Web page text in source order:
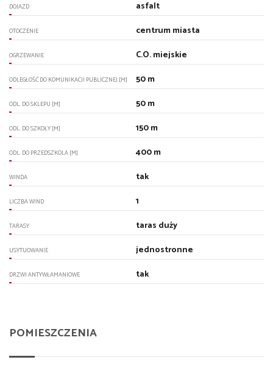
DOJAZD asfalt
OTOCZENIE centrum miasta
OGRZEWANIE C.O. miejskie
ODLEGŁOŚĆ DO KOMUNIKACJI PUBLICZNEJ [M] 50 m
ODL. DO SKLEPU [M] 50 m
ODL. DO SZKOŁY [M] 150 m
ODL. DO PRZEDSZKOLA [M] 400 m
WINDA tak
LICZBA WIND 1
TARASY taras duży
USYTUOWANIE jednostronne
DRZWI ANTYWŁAMANIOWE tak
POMIESZCZENIA